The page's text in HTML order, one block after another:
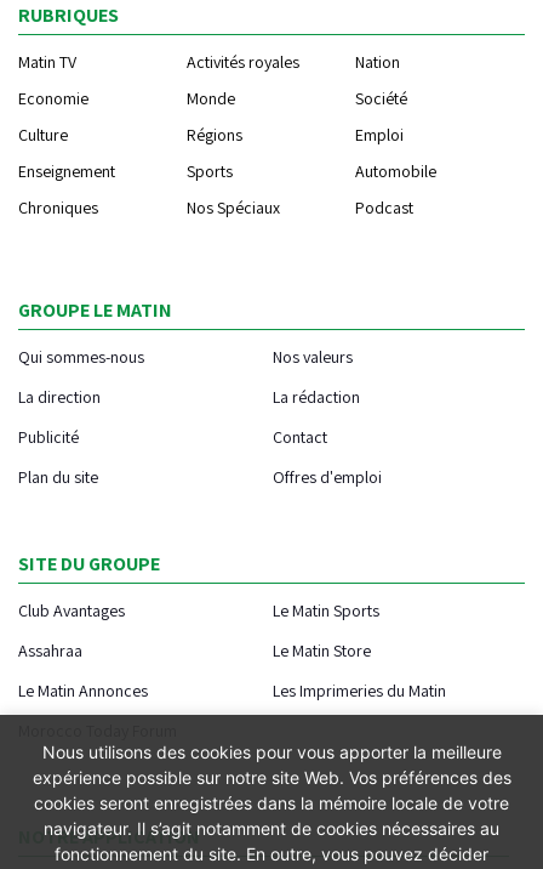
RUBRIQUES
Matin TV Activités royales
Nation
Economie
Monde
Société
Culture
Régions
Emploi
Enseignement
Sports
Automobile
Chroniques
Nos Spéciaux Podcast
GROUPE LE MATIN
Qui sommes-nous
Nos valeurs
La direction
La rédaction
Publicité
Contact
Plan du site
Offres d'emploi
SITE DU GROUPE
Club Avantages
Le Matin Sports
Assahraa
Le Matin Store
Le Matin Annonces
Les Imprimeries du Matin
NOTRE APPLICATION
Nous utilisons des cookies pour vous apporter la meilleure
expérience possible sur notre site Web. Vos préférences des
cookies seront enregistrées dans la mémoire locale de votre
navigateur. Il s’agit notamment de cookies nécessaires au
fonctionnement du site. En outre, vous pouvez décider